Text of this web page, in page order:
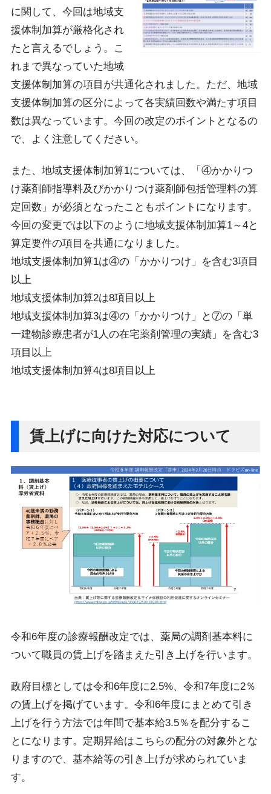
に関して、今回は地域支
援体制加算が厳格化され
たと言えるでしょう。こ
れまで異なっていた地域
支援体制加算の項目が共通化されました。ただ、地域
支援体制加算の区分によって各実績回数や満たす項目
数は異なっています。今回の改定のポイントとなるの
で、よく注意してください。
また、地域支援体制加算1については、「④かかりつ
け薬剤師指導料及びかかりつけ薬剤師包括管理料の算
定回数」が必須となったこともポイントになります。
今回の変更では以下のように地域支援体制加算1～4と
算定要件の項目を共通になりました。
地域支援体制加算1は④の「かかりつけ」を含む3項目
以上
地域支援体制加算2は8項目以上
地域支援体制加算3は④の「かかりつけ」と⑦の「単
一建物診療患者が1人の在宅薬剤管理の実績」を含む3
項目以上
地域支援体制加算4は8項目以上
賃上げに向けた対応について
令和6年度の診療報酬改定では、薬局の調剤基本料に
ついて職員の賃上げを踏まえた引き上げを行います。
政府目標としては令和6年度に2.5%、令和7年度に2％
の賃上げを掲げています。令和6年度にまとめて引き
上げを行う方法では年間で基本給3.5％を配分するこ
とになります。定期昇給はこちらの配分の対象外とな
りますので、基本給等の引き上げが求められていま
す。